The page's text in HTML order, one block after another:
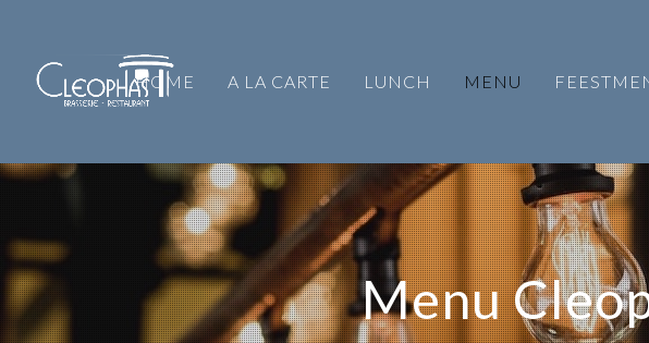
HOME A LA CARTE LUNCH MENU
Menu